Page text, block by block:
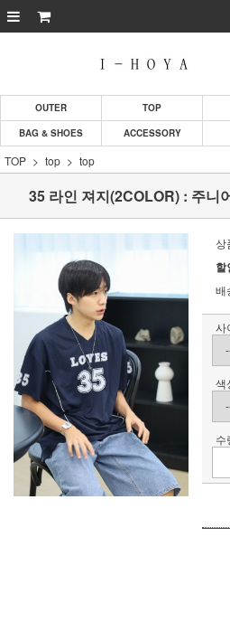
OUTER TOP
BAG & SHOES
ACCESSORY
TOP top top
35 라인 져지(2COLOR) : 주니
상
할
배
사
색
수